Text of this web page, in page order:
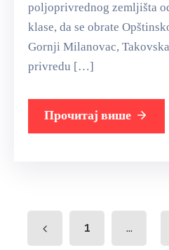
poljoprivrednog zemljišta
klase, da se obrate
Gornji Milanovac,
privredu […]
Прочитај више
1 ...